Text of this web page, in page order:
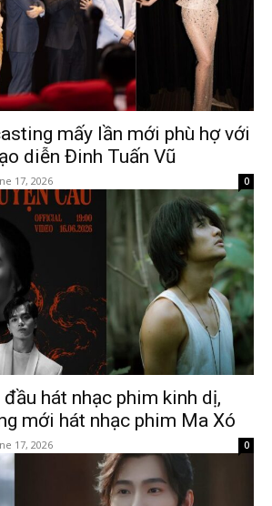
mấy lần mới phù hợ với
diễn Đinh Tuấn Vũ
17, 2026 0
hát nhạc phim kinh dị,
mới hát nhạc phim Ma Xó
17, 2026 0